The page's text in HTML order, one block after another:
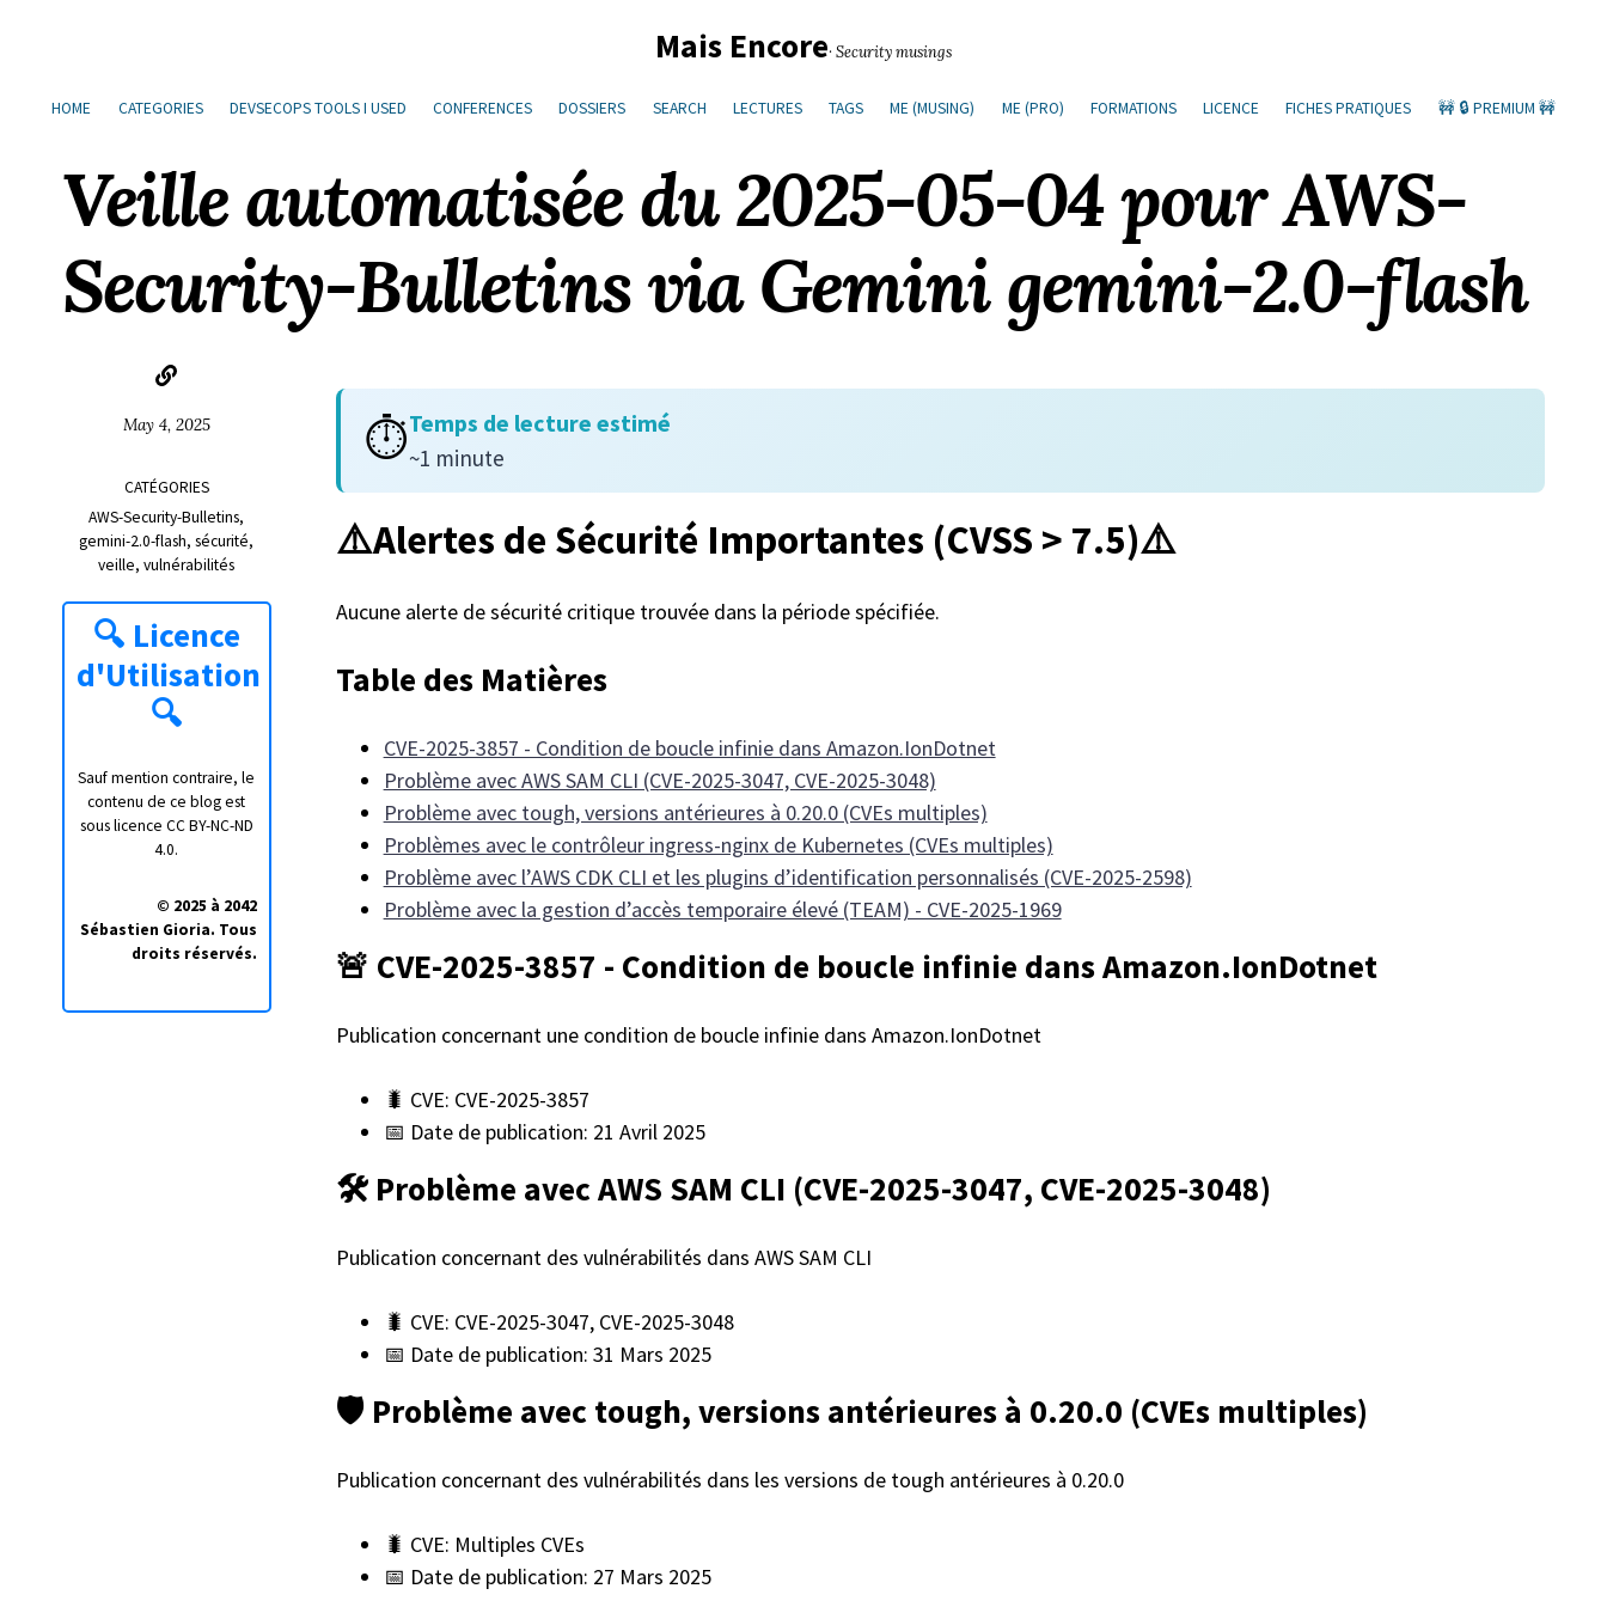
liens
navigation
Mais Encore· Security musings
HOME CATEGORIES DEVSECOPS TOOLS I USED CONFERENCES DOSSIERS SEARCH LECTURES TAGS ME (MUSING) ME (PRO) FORMATIONS LICENCE FICHES PRATIQUES 🚧 🔒 PREMIUM 🚧
Veille automatisée du 2025-05-04 pour AWS-
Security-Bulletins via Gemini gemini-2.0-flash
May 4, 2025
CATÉGORIES
AWS-Security-Bulletins
gemini-2.0-flash sécurité
veille vulnérabilités
🔍 Licence
d'Utilisation
🔍
Sauf mention contraire, le
contenu de ce blog est
sous licence CC BY-NC-ND
4.0.
© 2025 à 2042
Sébastien Gioria. Tous
droits réservés.
⏱️Temps de lecture estimé
~1 minute
⚠️Alertes de Sécurité Importantes (CVSS > 7.5)⚠️
Aucune alerte de sécurité critique trouvée dans la période spécifiée.
Table des Matières
CVE-2025-3857 - Condition de boucle infinie dans Amazon.IonDotnet
Problème avec AWS SAM CLI (CVE-2025-3047, CVE-2025-3048)
Problème avec tough, versions antérieures à 0.20.0 (CVEs multiples)
Problèmes avec le contrôleur ingress-nginx de Kubernetes (CVEs multiples)
Problème avec l’AWS CDK CLI et les plugins d’identification personnalisés (CVE-2025-2598)
Problème avec la gestion d’accès temporaire élevé (TEAM) - CVE-2025-1969
🚨 CVE-2025-3857 - Condition de boucle infinie dans Amazon.IonDotnet
Publication concernant une condition de boucle infinie dans Amazon.IonDotnet
🐛 CVE: CVE-2025-3857
📅 Date de publication: 21 Avril 2025
🛠️ Problème avec AWS SAM CLI (CVE-2025-3047, CVE-2025-3048)
Publication concernant des vulnérabilités dans AWS SAM CLI
🐛 CVE: CVE-2025-3047, CVE-2025-3048
📅 Date de publication: 31 Mars 2025
🛡️ Problème avec tough, versions antérieures à 0.20.0 (CVEs multiples)
Publication concernant des vulnérabilités dans les versions de tough antérieures à 0.20.0
🐛 CVE: Multiples CVEs
📅 Date de publication: 27 Mars 2025